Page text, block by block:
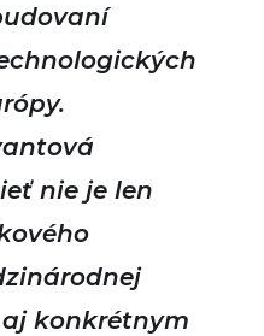
nie je len
konkrétnym